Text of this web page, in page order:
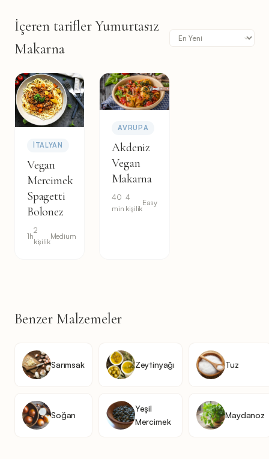
İçeren tarifler Yumurtasız
Makarna
İTALYAN
Vegan
Mercimek
Spagetti
Bolonez
1h
2
kişilik
Medium
AVRUPA
Akdeniz
Vegan
Makarna
40
min
4
kişilik
Easy
Benzer Malzemeler
Sarımsak Zeytinyağı Tuz
Soğan
Yeşil
Mercimek
Maydanoz